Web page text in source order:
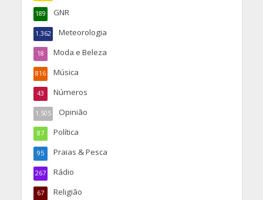
GNR
189
Meteorologia
1.362
Moda e Beleza
18
Música
816
Números
43
Opinião
1.505
Política
87
Praias & Pesca
95
Rádio
267
Religião
67